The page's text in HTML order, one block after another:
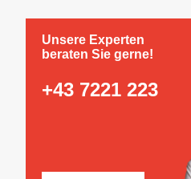
Unsere Experten
beraten Sie gerne!
+43 7221 223